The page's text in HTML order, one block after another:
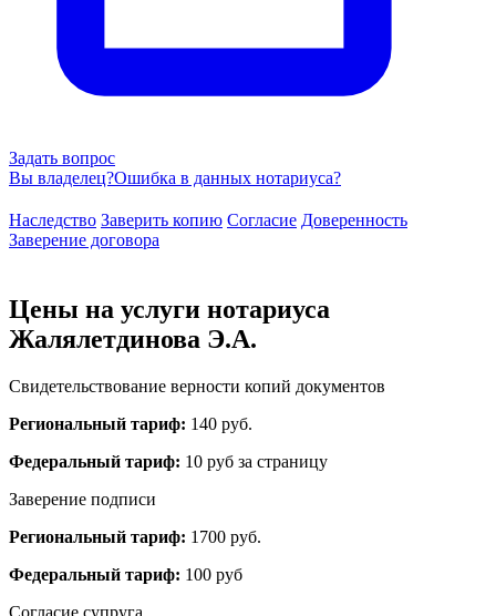
Задать вопрос
Вы владелец?Ошибка в данных нотариуса?
Наследство Заверить копию Согласие Доверенность
Заверение договора
Цены на услуги нотариуса
Жалялетдинова Э.А.
Свидетельствование верности копий документов
Региональный тариф: 140 руб.
Федеральный тариф: 10 руб за страницу
Заверение подписи
Региональный тариф: 1700 руб.
Федеральный тариф: 100 руб
Согласие супруга